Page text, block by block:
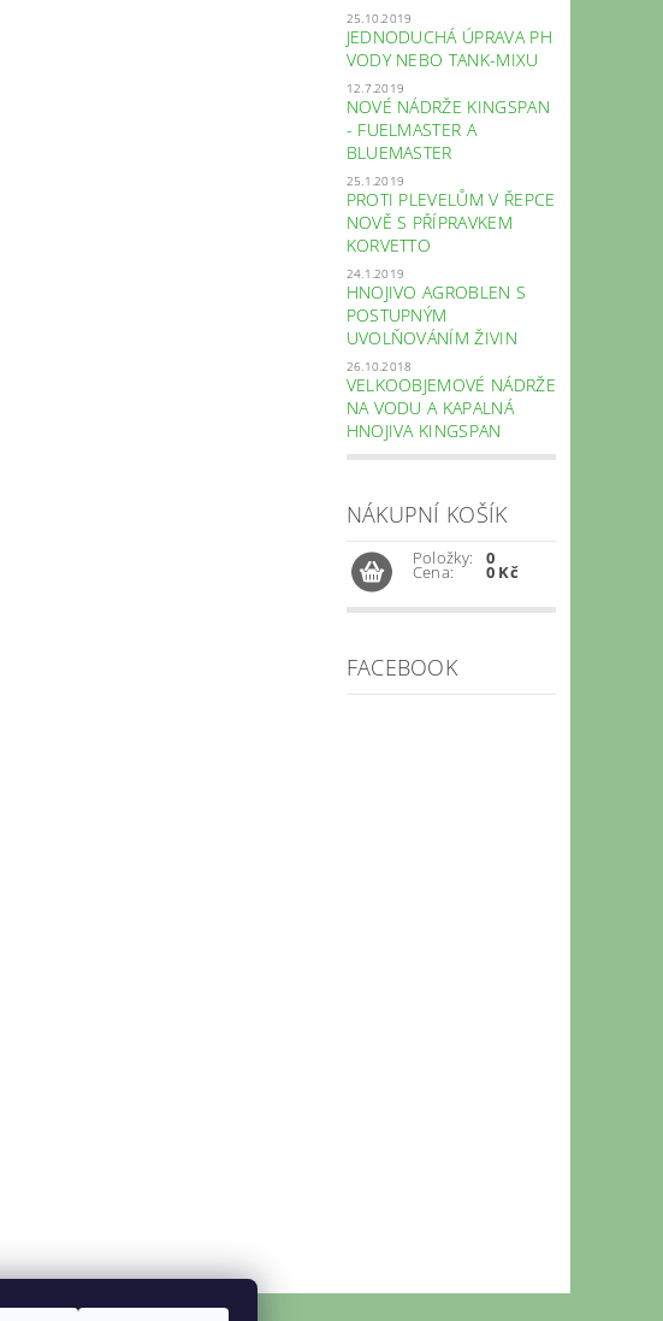
25.10.2019
JEDNODUCHÁ ÚPRAVA PH
VODY NEBO TANK-MIXU
12.7.2019
NOVÉ NÁDRŽE KINGSPAN
- FUELMASTER A
BLUEMASTER
25.1.2019
PROTI PLEVELŮM V ŘEPCE
NOVĚ S PŘÍPRAVKEM
KORVETTO
24.1.2019
HNOJIVO AGROBLEN S
POSTUPNÝM
UVOLŇOVÁNÍM ŽIVIN
26.10.2018
VELKOOBJEMOVÉ NÁDRŽE
NA VODU A KAPALNÁ
HNOJIVA KINGSPAN
NÁKUPNÍ KOŠÍK
Položky:
Cena:
0
0 Kč
FACEBOOK